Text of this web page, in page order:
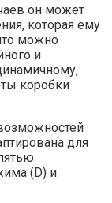
он может
которая ему
можно
и
коробки
для
(D) и